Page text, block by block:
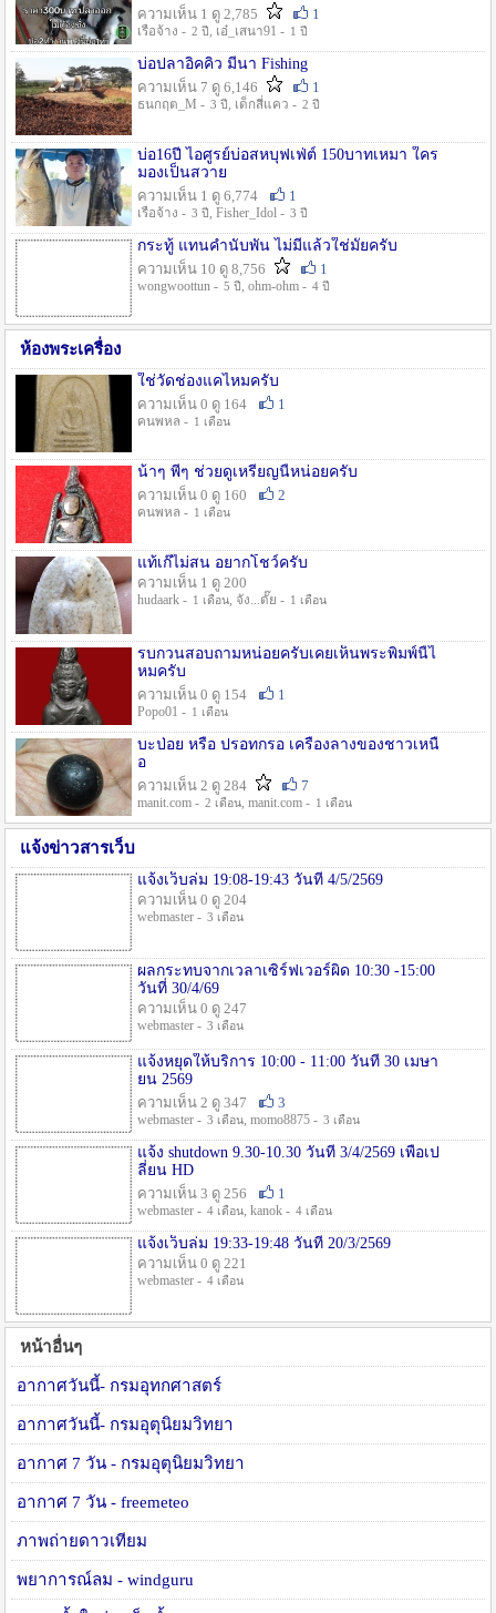
ความเห็น 1 ดู 2,785
1
เรือจ้าง - 2 ปี , เอ๋_เสนา91 - 1 ปี
บ่อปลาอิคคิว มีนา Fishing
ความเห็น 7 ดู 6,146
1
ธนกฤต_M - 3 ปี , เด็กสี่แคว - 2 ปี
บ่อ16ปี ไอศูรย์บ่อสหบุฟเฟ่ต์ 150บาทเหมา ใคร
มองเป็นสวาย
ความเห็น 1 ดู 6,774
1
เรือจ้าง - 3 ปี , Fisher_Idol - 3 ปี
กระทู้ แทนคำนับพัน ไม่มีแล้วใช่มั๊ยครับ
ความเห็น 10 ดู 8,756
1
wongwoottun - 5 ปี , ohm-ohm - 4 ปี
ห้องพระเครื่อง
ใช่วัดช่องแคไหมครับ
ความเห็น 0 ดู 164
1
คนพหล - 1 เดือน
น้าๆ พี่ๆ ช่วยดูเหรียญนี้หน่อยครับ
ความเห็น 0 ดู 160
2
คนพหล - 1 เดือน
แท้เก๊ไม่สน อยากโชว์ครับ
ความเห็น 1 ดู 200
hudaark - 1 เดือน, จัง...ดั๊ย - 1 เดือน
รบกวนสอบถามหน่อยครับเคยเห็นพระพิมพ์นี้ไ
หมครับ
ความเห็น 0 ดู 154
1
Popo01 - 1 เดือน
บะป่อย หรือ ปรอทกรอ เครื่องลางของชาวเหนื
อ
ความเห็น 2 ดู 284
7
manit.com - 2 เดือน, manit.com - 1 เดือน
แจ้งข่าวสารเว็บ
แจ้งเว็บล่ม 19:08-19:43 วันที่ 4/5/2569
ความเห็น 0 ดู 204
webmaster - 3 เดือน
ผลกระทบจากเวลาเซิร์ฟเวอร์ผิด 10:30 -15:00
วันที่ 30/4/69
ความเห็น 0 ดู 247
webmaster - 3 เดือน
แจ้งหยุดให้บริการ 10:00 - 11:00 วันที่ 30 เมษา
ยน 2569
ความเห็น 2 ดู 347
3
webmaster - 3 เดือน, momo8875 - 3 เดือน
แจ้ง shutdown 9.30-10.30 วันที่ 3/4/2569 เพื่อเป
ลี่ยน HD
ความเห็น 3 ดู 256
1
webmaster - 4 เดือน, kanok - 4 เดือน
แจ้งเว็บล่ม 19:33-19:48 วันที่ 20/3/2569
ความเห็น 0 ดู 221
webmaster - 4 เดือน
หน้าอื่นๆ
อากาศวันนี้- กรมอุทกศาสตร์
อากาศวันนี้- กรมอุตุนิยมวิทยา
อากาศ 7 วัน - กรมอุตุนิยมวิทยา
อากาศ 7 วัน - freemeteo
ภาพถ่ายดาวเทียม
พยาการณ์ลม - windguru